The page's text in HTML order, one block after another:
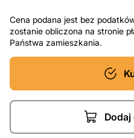
Cena podana jest bez
zostanie obliczona na stronie
Państwa zamieszkania.